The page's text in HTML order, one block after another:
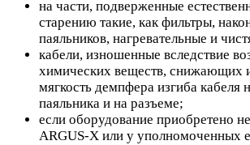
на части, подверженные
старению такие, как фильтры,
паяльников, нагревательные и
кабели, изношенные вследствие
химических веществ, снижающих
мягкость демпфера изгиба кабеля
паяльника и на разъеме;
если оборудование приобретено
ARGUS-X или у уполномоченных